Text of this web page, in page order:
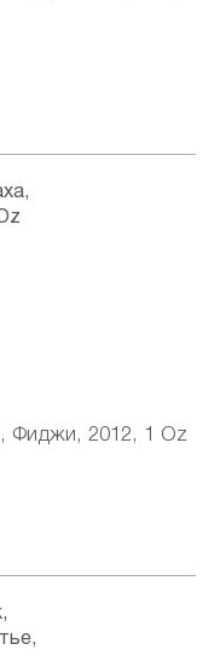
Фиджи, 2012, 1 Oz